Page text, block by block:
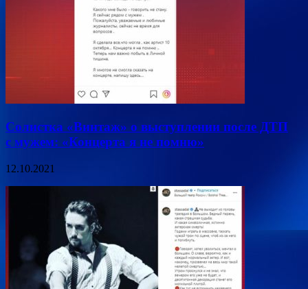
Солистка «Винтаж» о выступлении после ДТП
с мужем: «Концерта я не помню»
12.10.2021